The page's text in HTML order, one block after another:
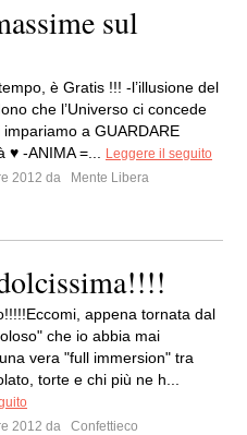
sul
è Gratis !!! -l’illusione del
che l’Universo ci concede
a GUARDARE
♥ -ANIMA =...
Leggere il seguito
2012 da
Mente Libera
appena tornata dal
che io abbia mai
vera "full immersion" tra
torte e chi più ne h...
2012 da
Confettieco